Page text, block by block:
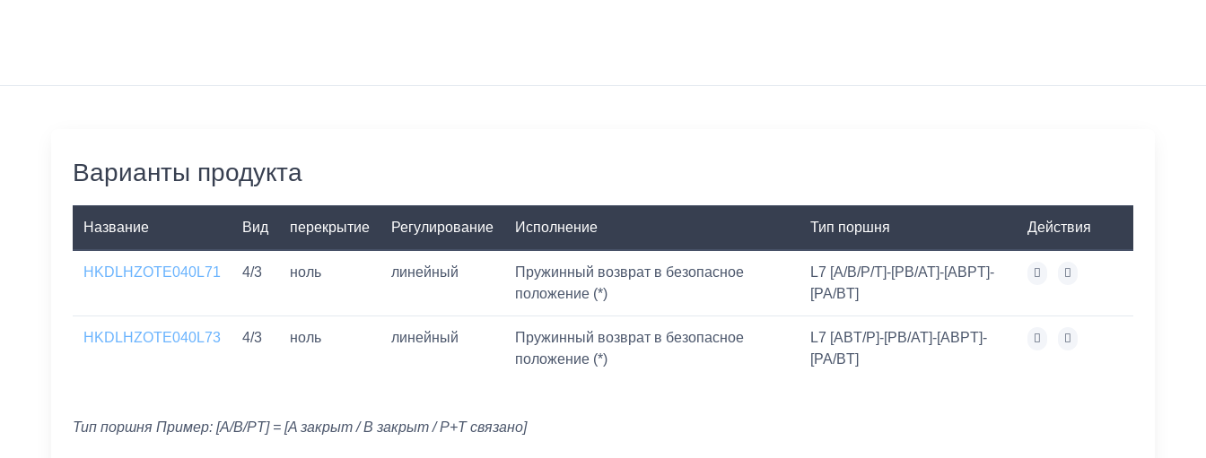
Варианты продукта
Название Вид перекрытие Регулирование Исполнение Тип поршня Действия
HKDLHZOTE040L71 4/3 ноль линейный
Пружинный возврат в безопасное
положение (*)
L7 [A/B/P/T]-[PB/AT]-[ABPT]-
[PA/BT]
HKDLHZOTE040L73 4/3 ноль линейный
Пружинный возврат в безопасное
положение (*)
L7 [ABT/P]-[PB/AT]-[ABPT]-
[PA/BT]
Тип поршня Пример: [A/B/PT] = [A закрыт / B закрыт / P+T связано]